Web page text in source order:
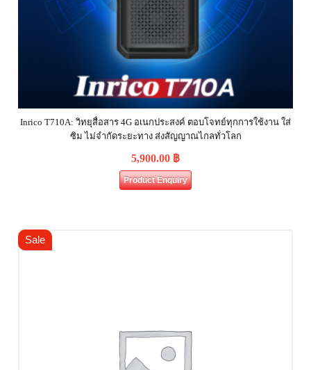
Inrico T710A: วิทยุสื่อสาร 4G อเนกประสงค์ ตอบโจทย์ทุกการใช้งาน ใส่
ซิม ไม่จำกัดระยะทาง ส่งสัญญาณไกลทั่วโลก
5,900.00 ฿
Product Enquiry
Sale